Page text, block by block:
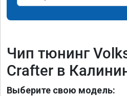
Чип тюнинг
Crafter в
Выберите свою модель: